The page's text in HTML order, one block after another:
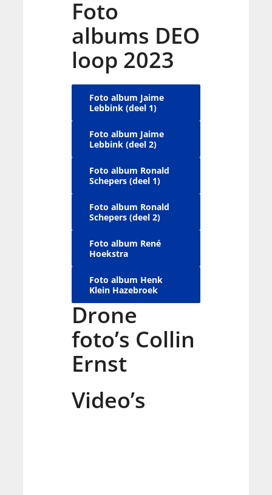
Foto
albums DEO
loop 2023
Foto album Jaime
Lebbink (deel 1)
Foto album Jaime
Lebbink (deel 2)
Foto album Ronald
Schepers (deel 1)
Foto album Ronald
Schepers (deel 2)
Foto album René
Hoekstra
Foto album Henk
Klein Hazebroek
Drone
foto’s Collin
Ernst
Video’s